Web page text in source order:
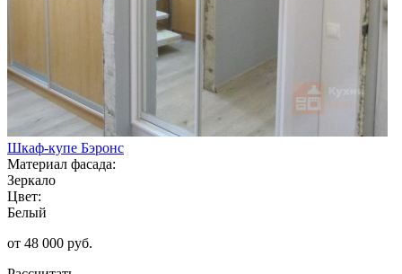
Шкаф-купе Бэронс
Материал фасада:
Зеркало
Цвет:
Белый
от 48 000 руб.